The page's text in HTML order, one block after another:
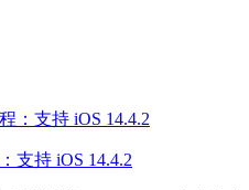
支持 iOS 14.4.2